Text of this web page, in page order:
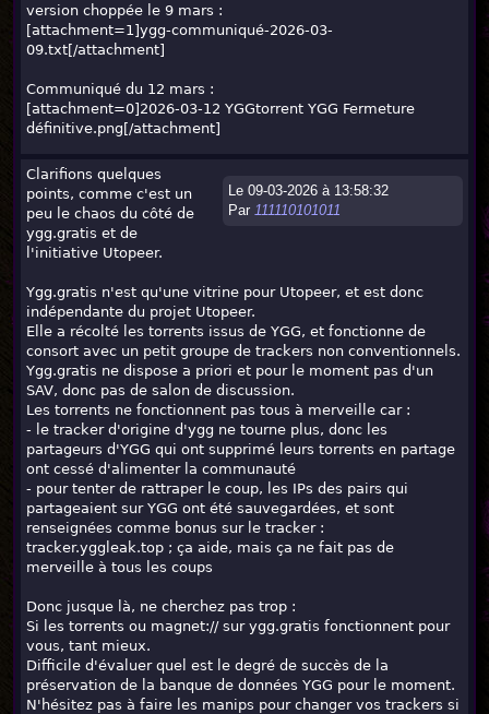
version choppée le 9 mars :
[attachment=1]ygg-communiqué-2026-03-
09.txt[/attachment]
Communiqué du 12 mars :
[attachment=0]2026-03-12 YGGtorrent YGG Fermeture
définitive.png[/attachment]
Le 09-03-2026 à 13:58:32
Par 111110101011
Clarifions quelques
points, comme c'est un
peu le chaos du côté de
ygg.gratis et de
l'initiative Utopeer.
Ygg.gratis n'est qu'une vitrine pour Utopeer, et est donc
indépendante du projet Utopeer.
Elle a récolté les torrents issus de YGG, et fonctionne de
consort avec un petit groupe de trackers non conventionnels.
Ygg.gratis ne dispose a priori et pour le moment pas d'un
SAV, donc pas de salon de discussion.
Les torrents ne fonctionnent pas tous à merveille car :
- le tracker d'origine d'ygg ne tourne plus, donc les
partageurs d'YGG qui ont supprimé leurs torrents en partage
ont cessé d'alimenter la communauté
- pour tenter de rattraper le coup, les IPs des pairs qui
partageaient sur YGG ont été sauvegardées, et sont
renseignées comme bonus sur le tracker :
tracker.yggleak.top ; ça aide, mais ça ne fait pas de
merveille à tous les coups
Donc jusque là, ne cherchez pas trop :
Si les torrents ou magnet:// sur ygg.gratis fonctionnent pour
vous, tant mieux.
Difficile d'évaluer quel est le degré de succès de la
préservation de la banque de données YGG pour le moment.
N'hésitez pas à faire les manips pour changer vos trackers si